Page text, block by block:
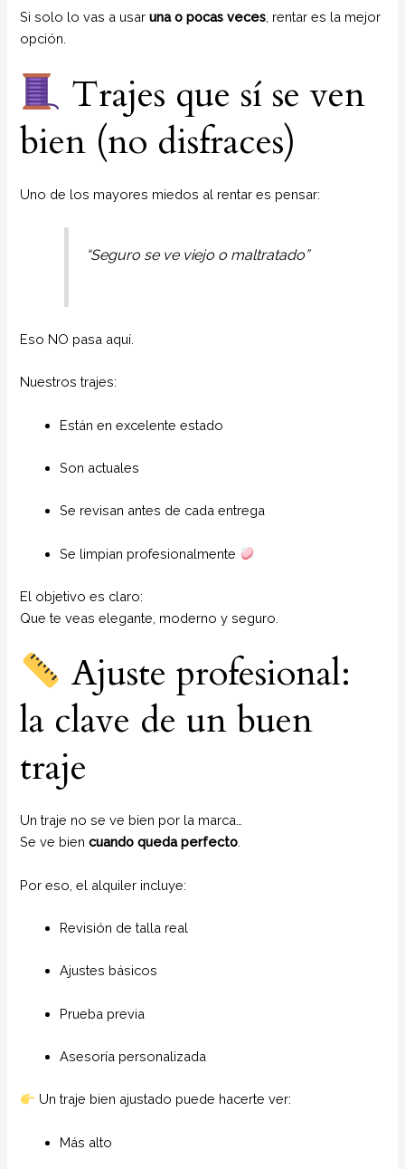
Si solo lo vas a usaruna o pocas veces , rentar es la mejor
opción.
Trajes que sí se ven
bien (no disfraces)
Uno de los mayores miedos al rentar es pensar:
“Seguro se ve viejo o maltratado”
Eso NO pasa aquí.
Nuestros trajes:
Están en excelente estado
Son actuales
Se revisan antes de cada entrega
Se limpian profesionalmente
El objetivo es claro:
Que te veas elegante, moderno y seguro.
Ajuste profesional:
la clave de un buen
traje
Un traje no se ve bien por la marca…
Se ve biencuando queda perfecto
Por eso, el alquiler incluye:
Revisión de talla real
Ajustes básicos
Prueba previa
Asesoría personalizada
Un traje bien ajustado puede hacerte ver:
Más alto